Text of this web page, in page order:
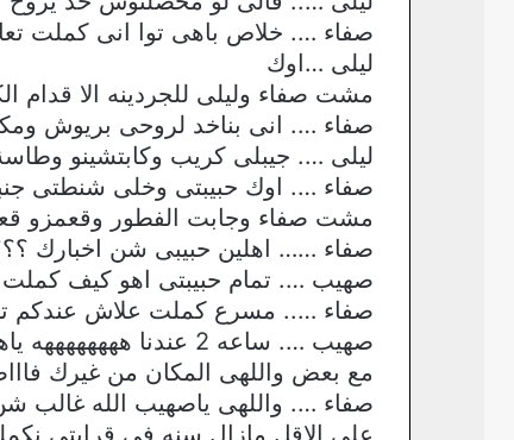
صفاء …. خلاص باهى توا انى كملت
ليلى …اوك
مشت صفاء وليلى للجردينه الا قدام
صفاء …. انى بناخد لروحى بريوش
ليلى …. جيبلى كريب وكابتشينو وطاسة مياه وخلى معاك
صفاء …. اوك حبيبتى وخلى شنطتى
مشت صفاء وجابت الفطور وقعمزو
صفاء …… اهلين حبيبى شن اخبارك
صهيب …. تمام حبيبتى اهو كيف
صفاء ….. مسرع كملت علاش عندكم
صهيب …. ساعه 2
مع بعض واللهى المكان من غيرك
صفاء …. واللهى ياصهيب الله غالب
على الاقل مازال سنه فى قرايتى